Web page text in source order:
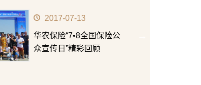
2021-01-15
感谢有你，一路同行丨华
农保险举行2020年度优秀